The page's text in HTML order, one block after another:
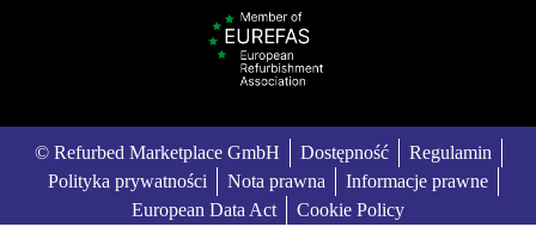
© Refurbed Marketplace GmbH Dostępność
Regulamin
Polityka prywatności
Nota prawna
Informacje prawne
European Data Act
Cookie Policy